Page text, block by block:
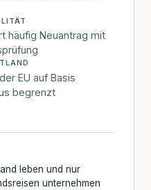
häufig Neuantrag mit
EU auf Basis
begrenzt
leben und nur
unternehmen